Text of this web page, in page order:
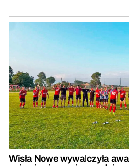
Wisła Nowe wywalczyła